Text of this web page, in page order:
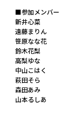
■参加メンバー
新井心菜
遠藤まりん
笹原なな花
鈴木花梨
高梨ゆな
中山こはく
萩田そら
森田あみ
山本るしあ